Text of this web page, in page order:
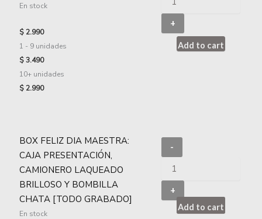
En stock
$2.990
1 - 9 unidades
$3.490
10+ unidades
$2.990
+
Add to cart
BOX FELIZ DIA MAESTRA:
CAJA PRESENTACIÓN,
CAMIONERO LAQUEADO
BRILLOSO Y BOMBILLA
CHATA [TODO GRABADO]
En stock
-
+
Add to cart